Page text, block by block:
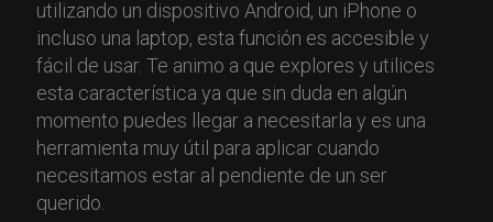
utilizando un dispositivo Android, un iPhone o
incluso una laptop, esta función es accesible y
fácil de usar. Te animo a que explores y utilices
esta característica ya que sin duda en algún
momento puedes llegar a necesitarla y es una
herramienta muy útil para aplicar cuando
necesitamos estar al pendiente de un ser
querido.